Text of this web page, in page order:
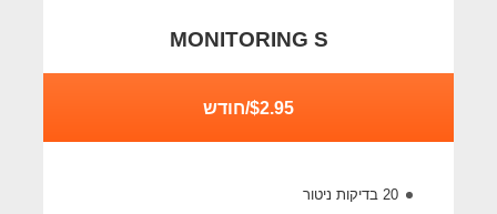
MONITORING S
$2.95/חודש
20 בדיקות ניטור